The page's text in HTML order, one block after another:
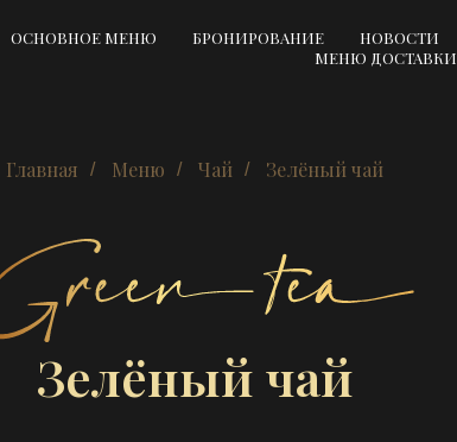
ОСНОВНОЕ МЕНЮ БРОНИРОВАНИЕ
НОВОСТИ
МЕНЮ ДОСТАВКИ
Главная / Меню / Чай / Зелёный чай
Зелёный чай